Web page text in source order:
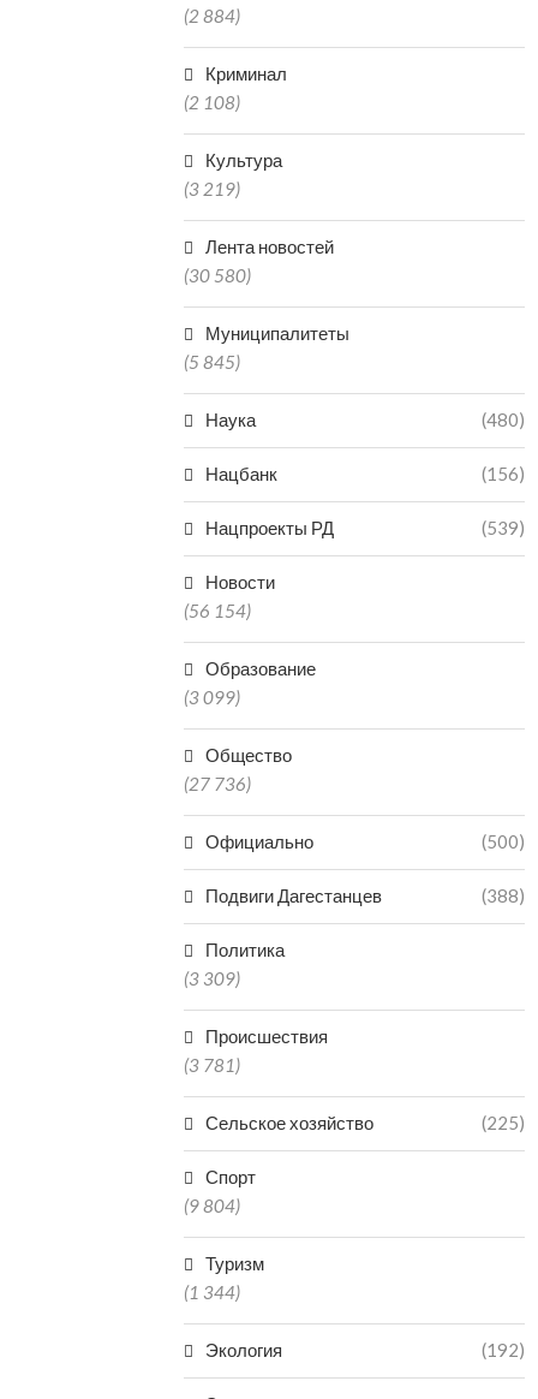
(2 884)
Криминал
(2 108)
Культура
(3 219)
Лента новостей
(30 580)
Муниципалитеты
(5 845)
Наука (480)
Нацбанк (156)
Нацпроекты РД (539)
Новости
(56 154)
Образование
(3 099)
Общество
(27 736)
Официально (500)
Подвиги Дагестанцев (388)
Политика
(3 309)
Происшествия
(3 781)
Сельское хозяйство (225)
Спорт
(9 804)
Туризм
(1 344)
Экология (192)